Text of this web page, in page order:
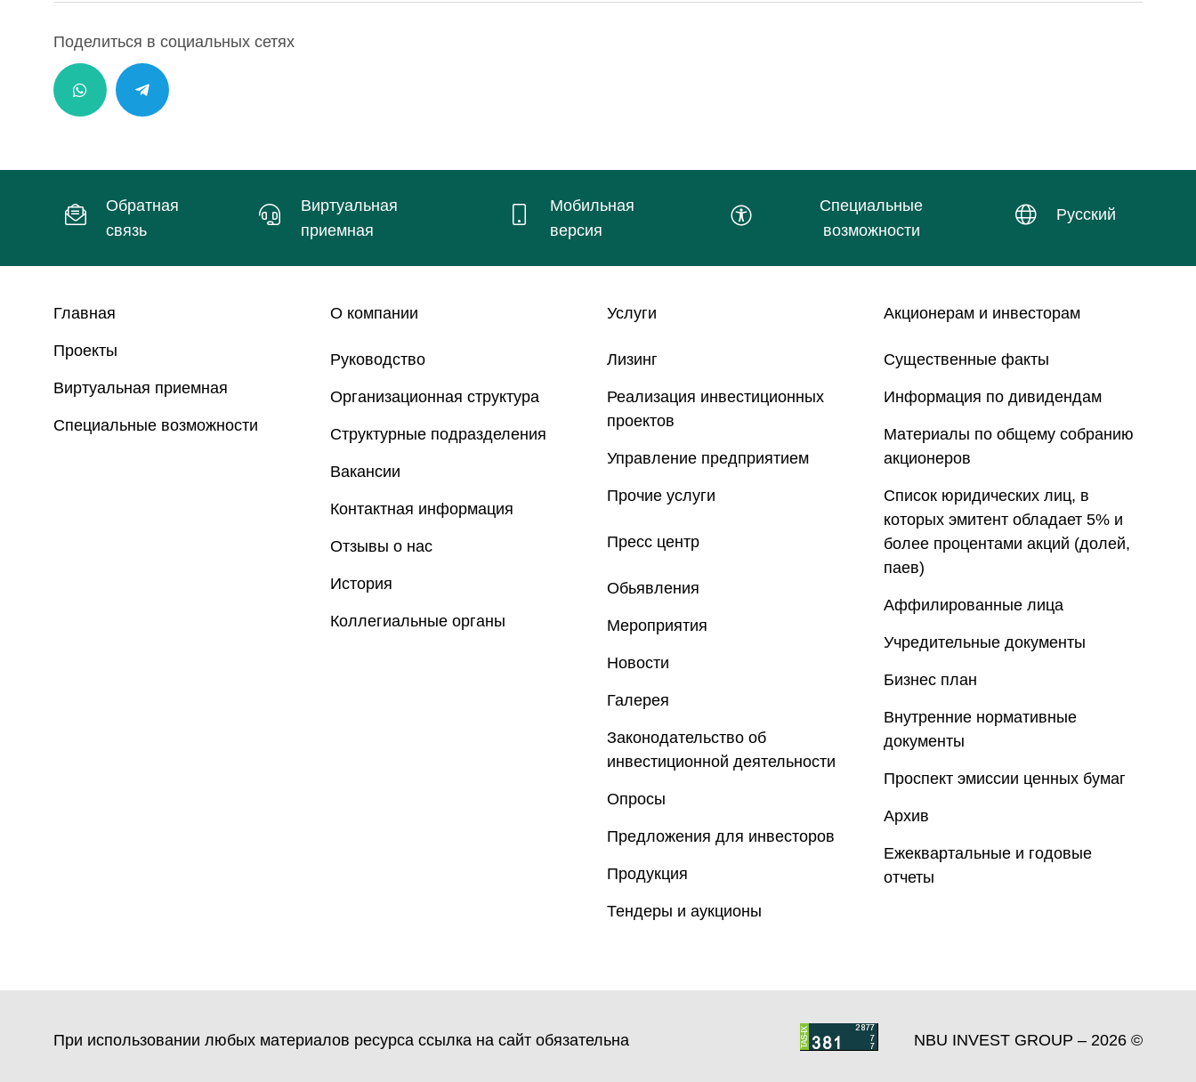
Поделиться в социальных сетях
Обратная
связь
Виртуальная
приемная
Мобильная
версия
Специальные
возможности
Русский
Главная
Проекты
Виртуальная приемная
Специальные возможности
О компании
Руководство
Организационная структура
Структурные подразделения
Вакансии
Контактная информация
Отзывы о нас
История
Коллегиальные органы
Услуги
Лизинг
Реализация инвестиционных
проектов
Управление предприятием
Прочие услуги
Пресс центр
Обьявления
Мероприятия
Новости
Галерея
Законодательство об
инвестиционной деятельности
Опросы
Предложения для инвесторов
Продукция
Тендеры и аукционы
Акционерам и инвесторам
Существенные факты
Информация по дивидендам
Материалы по общему собранию
акционеров
Список юридических лиц, в
которых эмитент обладает 5% и
более процентами акций (долей,
паев)
Аффилированные лица
Учредительные документы
Бизнес план
Внутренние нормативные
документы
Проспект эмиссии ценных бумаг
Архив
Ежеквартальные и годовые
отчеты
При использовании любых материалов ресурса ссылка на сайт обязательна NBU INVEST GROUP – 2026 ©